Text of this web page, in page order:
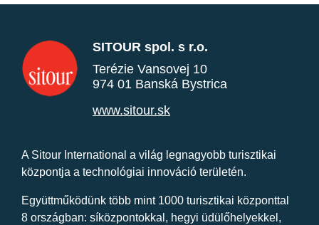
SITOUR spol. s r.o.
Terézie Vansovej 10
974 01 Banská Bystrica
www.sitour.sk
A Sitour International a világ legnagyobb turisztikai
központja a technológiai innováció területén.
Együttműködünk több mint 1000 turisztikai központtal
8 országban: síközpontokkal, hegyi üdülőhelyekkel,